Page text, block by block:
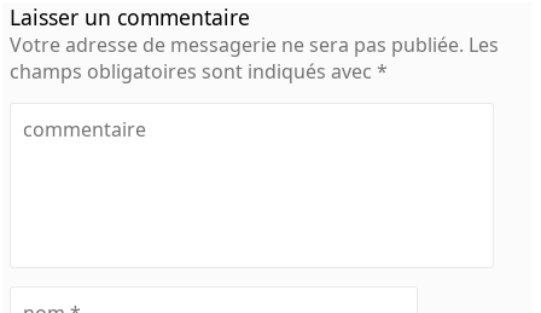
Laisser un commentaire
Votre adresse de messagerie ne sera pas publiée. Les
champs obligatoires sont indiqués avec*